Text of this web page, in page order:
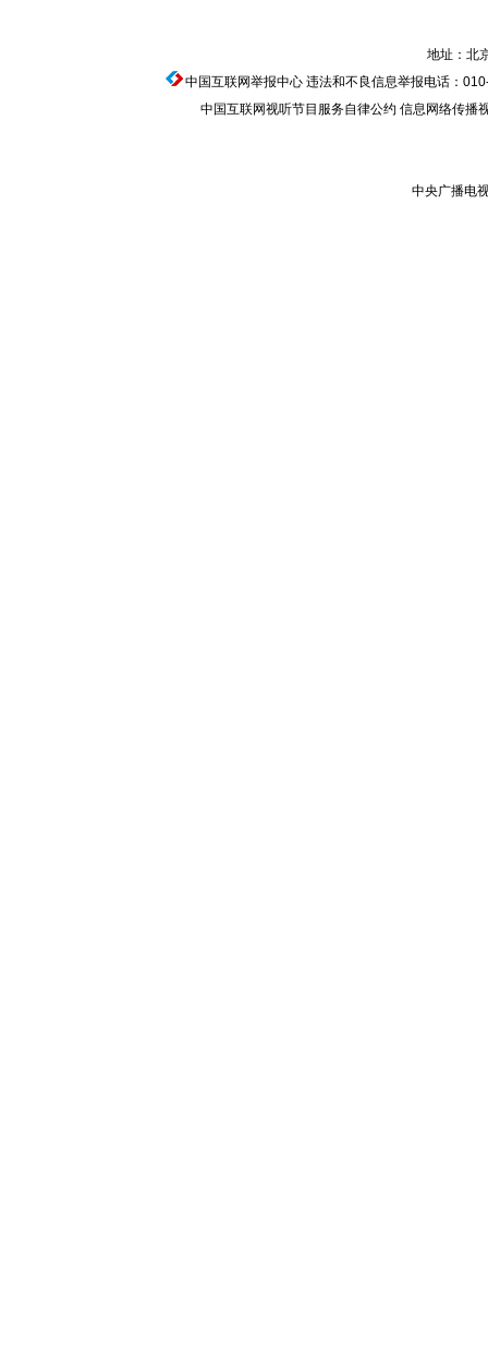
地址：北
中国互联网举报中心违法和不良信息举报电话：
中国互联网视听节目服务自律公约 信息网络传
中央广播电